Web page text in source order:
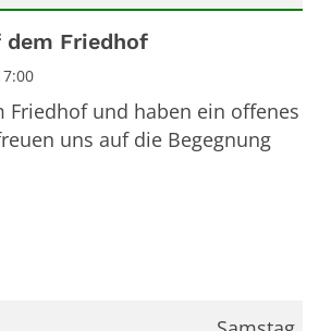
dem Friedhof
Friedhof und haben ein offenes
uns auf die Begegnung